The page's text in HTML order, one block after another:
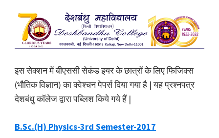
इस सेक्शन में बीएससी सेकंड इयर के छात्रों के लिए फिजिक्स
(भौतिक विज्ञान) का क्वेश्चन पेपर्स दिया गया है | यह प्रश्नपत्र
देशबंधु कॉलेज द्वारा पब्लिश किये गये हैं |
B.Sc.(H) Physics-3rd Semester-2017